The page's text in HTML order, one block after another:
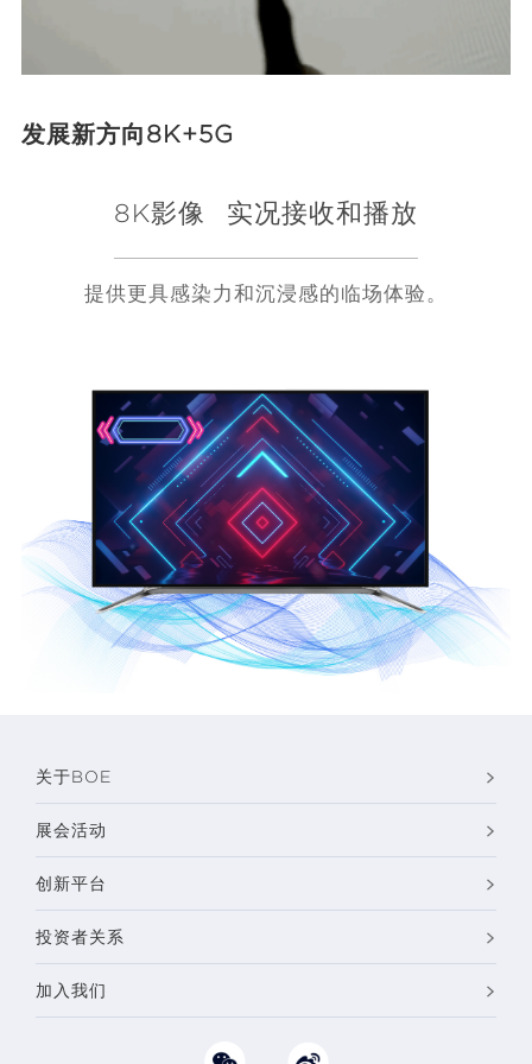
发展新方向8K+5G
8K影像 实况接收和播放
提供更具感染力和沉浸感的临场体验。
关于BOE
展会活动
创新平台
投资者关系
加入我们